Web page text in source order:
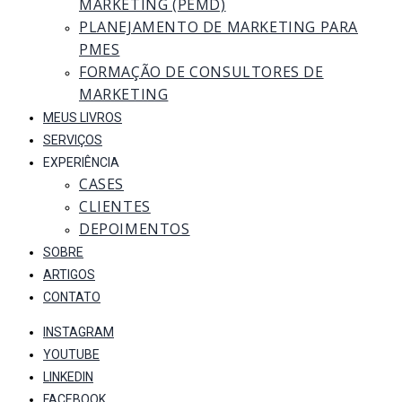
MARKETING (PEMD)
PLANEJAMENTO DE MARKETING PARA
PMES
FORMAÇÃO DE CONSULTORES DE
MARKETING
MEUS LIVROS
SERVIÇOS
EXPERIÊNCIA
CASES
CLIENTES
DEPOIMENTOS
SOBRE
ARTIGOS
CONTATO
INSTAGRAM
YOUTUBE
LINKEDIN
FACEBOOK